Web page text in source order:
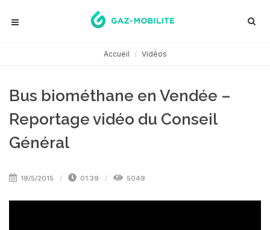
Accueil Vidéos
Bus biométhane en Vendée –
Reportage vidéo du Conseil
Général
19/5/2015 01:39 5049